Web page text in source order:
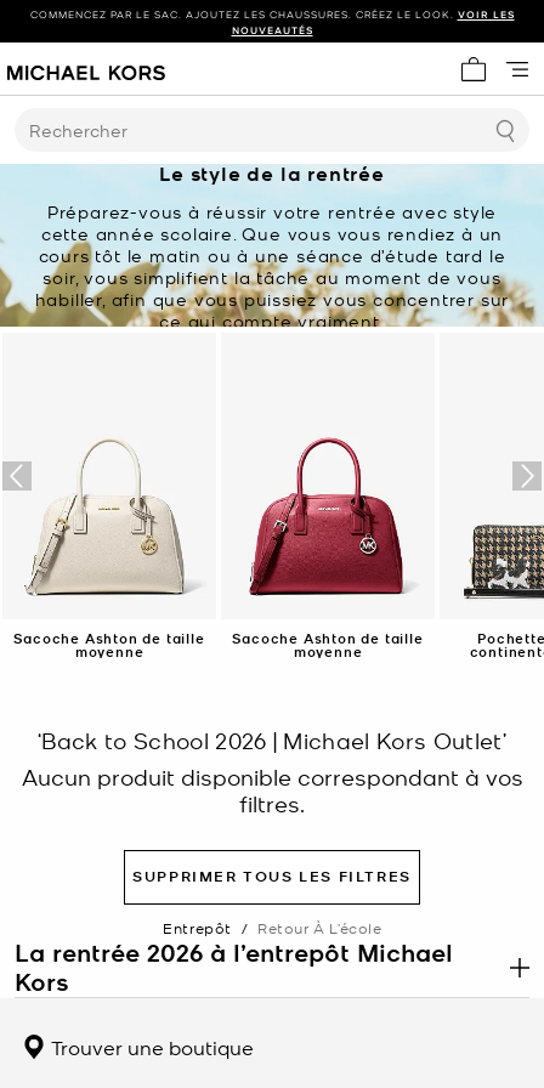
COMMENCEZ PAR LE SAC. AJOUTEZ LES CHAUSSURES. CRÉEZ LE LOOK. VOIR LES
NOUVEAUTÉS
Mon
Rechercher
Le style de la rentrée
Préparez-vous à réussir votre rentrée avec style
cette année scolaire. Que vous vous rendiez à un
cours tôt le matin ou à une séance d’étude tard le
soir, vous simplifient la tâche au moment de vous
habiller, afin que vous puissiez vous concentrer sur
ce qui compte vraiment.
Sacoche Ashton de taille
moyenne
Sacoche Ashton de taille
moyenne
‘Back to School 2026 | Michael Kors Outlet’
Aucun produit disponible correspondant à vos
filtres.
SUPPRIMER TOUS LES FILTRES
Entrepôt / Retour À L’école
La rentrée 2026 à l’entrepôt Michael
Kors
portez tous les jours. L’entrepôt Michael Kors propose les sacs à
dos, les sacs fourre-tout et les sacs à bandoulière conçus pour
Trouver une boutique